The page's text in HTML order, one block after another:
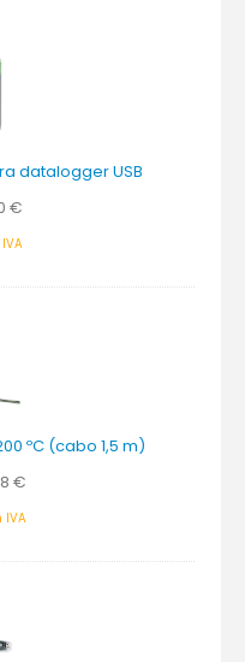
datalogger USB
€
ºC (cabo 1,5 m)
€
IVA